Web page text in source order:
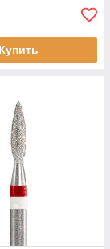
Купить